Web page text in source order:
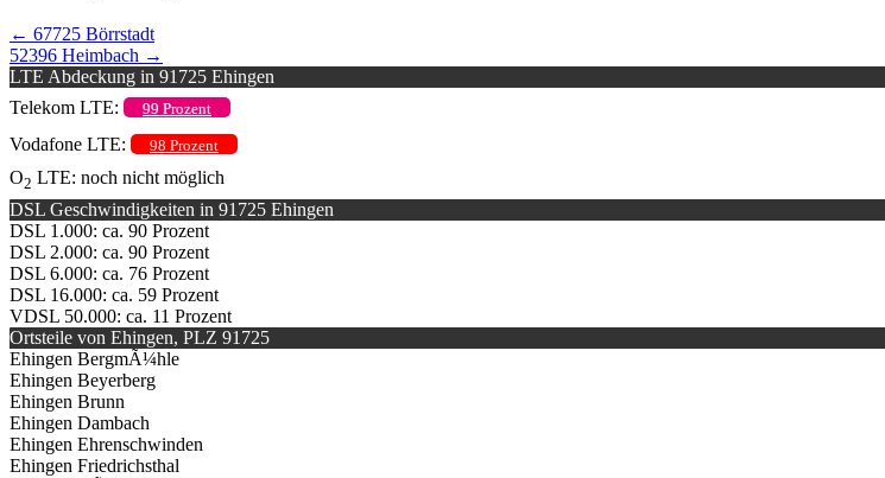
← 67725 Börrstadt
52396 Heimbach →
LTE Abdeckung in 91725 Ehingen
Telekom LTE:
99 Prozent
Vodafone LTE: 98 Prozent
O2 LTE: noch nicht möglich
DSL Geschwindigkeiten in 91725 Ehingen
DSL 1.000: ca. 90 Prozent
DSL 2.000: ca. 90 Prozent
DSL 6.000: ca. 76 Prozent
DSL 16.000: ca. 59 Prozent
VDSL 50.000: ca. 11 Prozent
Ortsteile von Ehingen, PLZ 91725
Ehingen BergmÃ¼hle
Ehingen Beyerberg
Ehingen Brunn
Ehingen Dambach
Ehingen Ehrenschwinden
Ehingen Friedrichsthal